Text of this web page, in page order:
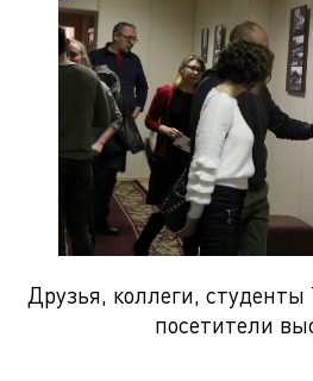
Друзья, коллеги,
посетители